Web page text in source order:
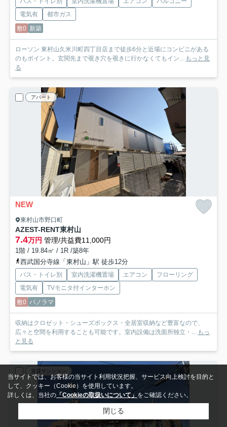
電気有
都市ガス
敷0 新築
ローソン 東村山久米川町四丁目店まで徒歩6分と近場にコンビニがある
のもポイント。玄関先まで覗き穴を覗きに行かなくてもイン...
もっと見
る
アパート
NEW
東村山市野口町
AZEST-RENT東村山
7.4万円 管理/共益費11,000円
1階 / 19.84㎡ / 1R /築8年
西武国分寺線「東村山」駅 徒歩12分
バス・トイレ別 室内洗濯機置場 エアコン
フローリング
電気有
TVモニタ付インターホン
敷0 パノラマ
収納はクロゼット・シューズボックス・全居室収納など豊富なので、
広々と空間を利用することも可能です。室内設備は洗面所独立・... もっ
と見る
賃貸マンション
当サイトでは、お客様の当サイト利用状況把握、サービス向上検討を目的と
して、クッキー（Cookie）を使用しています。
詳しくは、当社の 「Cookieの取扱いについて」 をご確認ください。
閉じる